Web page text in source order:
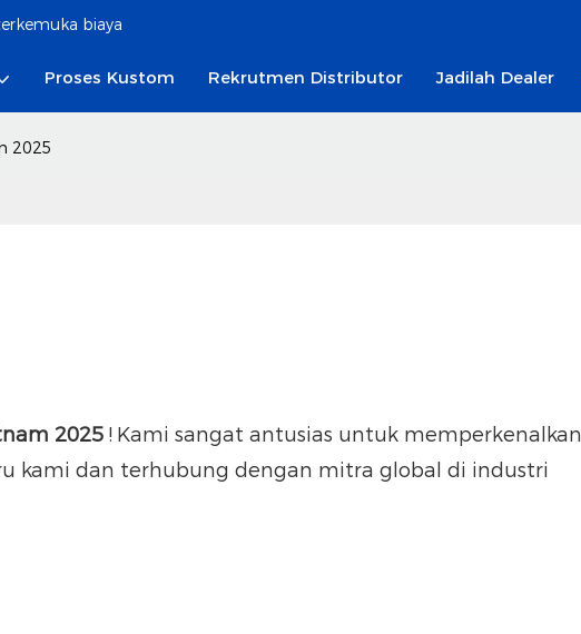
biaya
Proses Kustom Rekrutmen Distributor Jadilah Dealer
2025
2025! Kami sangat antusias untuk memperkenalkan
kami dan terhubung dengan mitra global di industri